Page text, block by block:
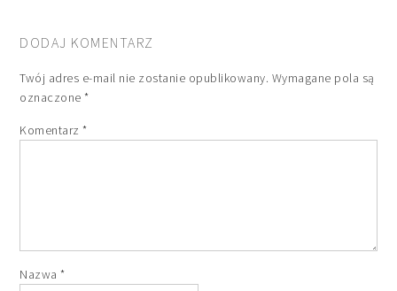
DODAJ KOMENTARZ
Twój adres e-mail nie zostanie opublikowany. Wymagane pola są
oznaczone*
Komentarz*
Nazwa*